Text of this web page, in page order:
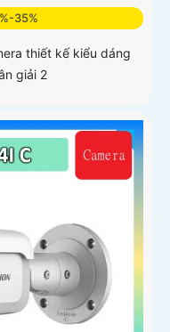
35%
thiết kế kiểu dáng
giải 2